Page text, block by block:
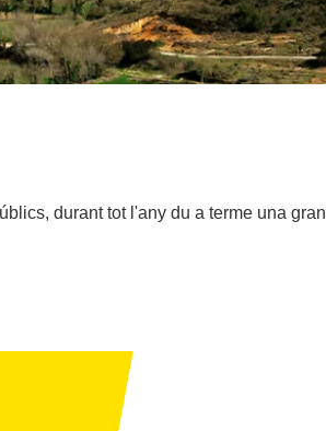
durant tot l'any du a terme una gran